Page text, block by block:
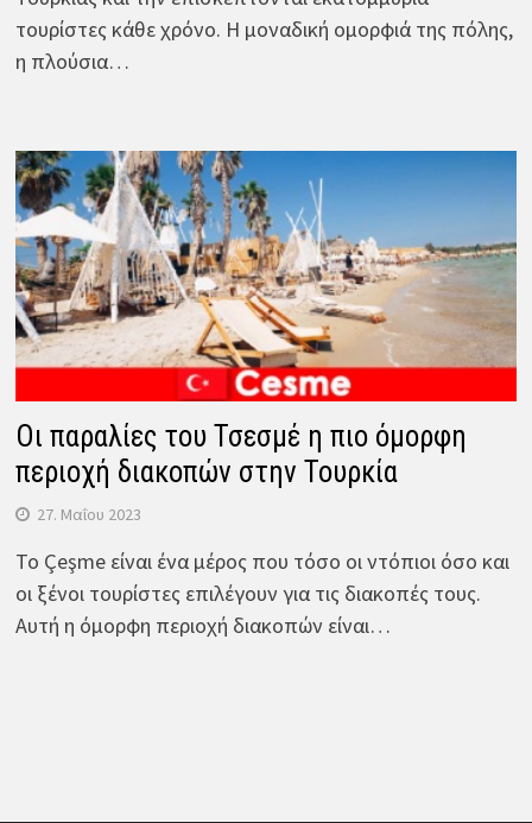
τουρίστες κάθε χρόνο. Η μοναδική ομορφιά της πόλης,
η πλούσια…
Οι παραλίες του Τσεσμέ η πιο όμορφη
περιοχή διακοπών στην Τουρκία
27. Μαΐου 2023
Το Çeşme είναι ένα μέρος που τόσο οι ντόπιοι όσο και
οι ξένοι τουρίστες επιλέγουν για τις διακοπές τους.
Αυτή η όμορφη περιοχή διακοπών είναι…